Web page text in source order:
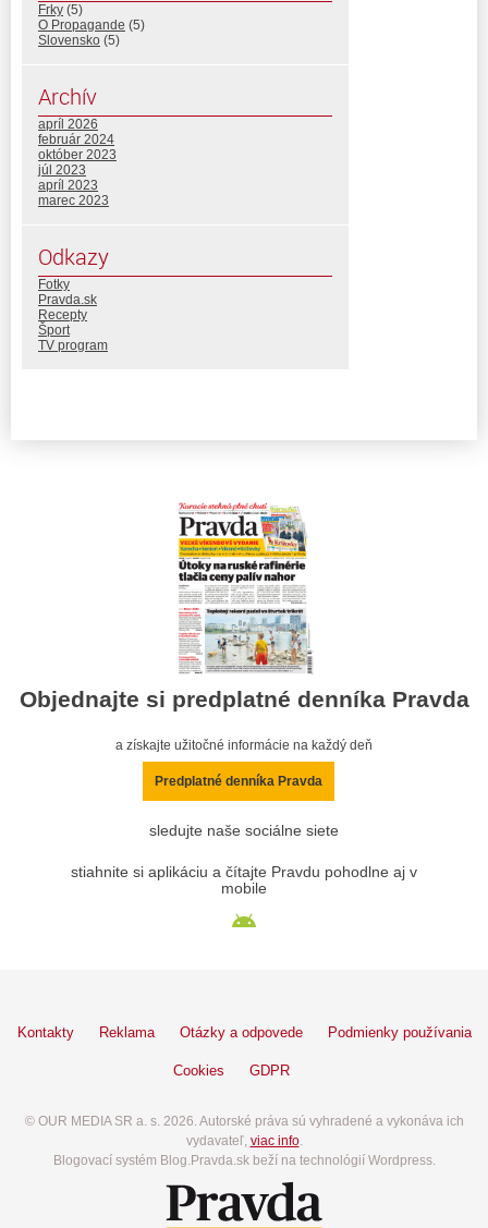
Frky (5)
O Propagande (5)
Slovensko (5)
Archív
apríl 2026
február 2024
október 2023
júl 2023
apríl 2023
marec 2023
Odkazy
Fotky
Pravda.sk
Recepty
Šport
TV program
Objednajte si predplatné denníka Pravda
a získajte užitočné informácie na každý deň
Predplatné denníka Pravda
sledujte naše sociálne siete
stiahnite si aplikáciu a čítajte Pravdu pohodlne aj v
mobile
Kontakty Reklama Otázky a odpovede Podmienky používania
Cookies GDPR
© OUR MEDIA SR a. s. 2026. Autorské práva sú vyhradené a vykonáva ich
vydavateľ, viac info.
Blogovací systém Blog.Pravda.sk beží na technológií Wordpress.